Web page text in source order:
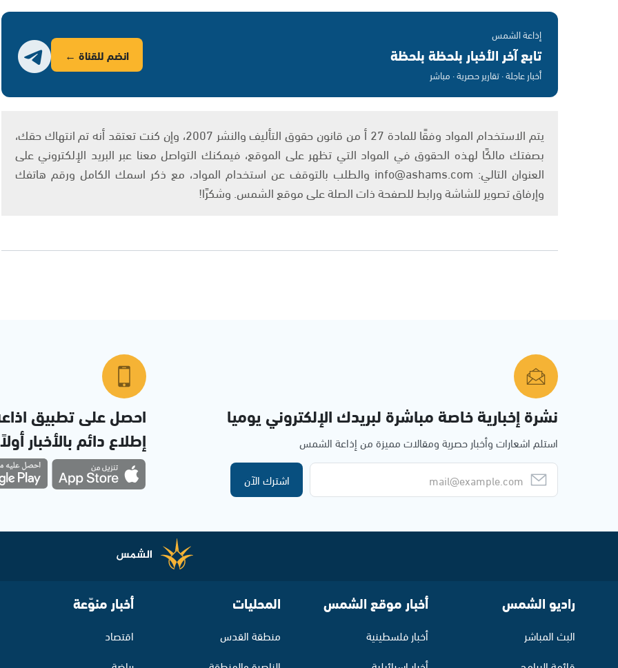
إذاعة الشمس
تابع آخر الأخبار بلحظة بلحظة
أخبار عاجلة · تقارير حصرية · مباشر
انضم للقناة ←
يتم الاستخدام المواد وفقًا للمادة 27 أ من قانون حقوق التأليف والنشر 2007، وإن كنت تعتقد أنه تم انتهاك حقك،
بصفتك مالكًا لهذه الحقوق في المواد التي تظهر على الموقع، فيمكنك التواصل معنا عبر البريد الإلكتروني على
العنوان التالي: info@ashams.com والطلب بالتوقف عن استخدام المواد، مع ذكر اسمك الكامل ورقم هاتفك
وإرفاق تصوير للشاشة ورابط للصفحة ذات الصلة على موقع الشمس. وشكرًا!
نشرة إخبارية خاصة مباشرة لبريدك الإلكتروني يوميا
استلم اشعارات وأخبار حصرية ومقالات مميزة من إذاعة الشمس
اشترك الآن
احصل على تطبيق
إطلاع دائم بالأخبار
راديو الشمس
البث المباشر
أخبار موقع الشمس
أخبار فلسطينية
المحليات
منطقة القدس
أخبار منوّعة
اقتصاد